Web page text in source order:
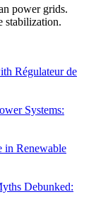
power grids.
stabilization.
Régulateur de
Systems:
in Renewable
Debunked: